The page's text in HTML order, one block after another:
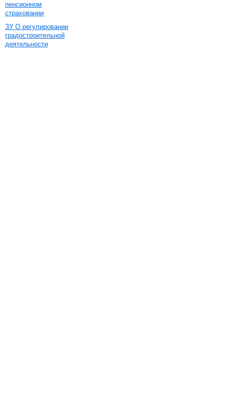
пенсионном
страховании
ЗУ О регулировании
градостроительной
деятельности